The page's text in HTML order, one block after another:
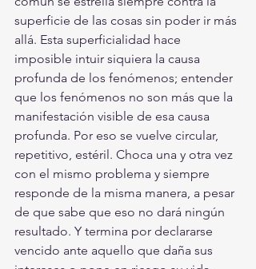
superficie de las cosas sin poder ir más
allá. Esta superficialidad hace
imposible intuir siquiera la causa
profunda de los fenómenos; entender
que los fenómenos no son más que la
manifestación visible de esa causa
profunda. Por eso se vuelve circular,
repetitivo, estéril. Choca una y otra vez
con el mismo problema y siempre
responde de la misma manera, a pesar
de que sabe que eso no dará ningún
resultado. Y termina por declararse
vencido ante aquello que daña sus